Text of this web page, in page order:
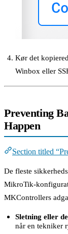
Kør det
Winbox eller
Preventing
Happen
Section titled
De fleste
MikroTik-
MKControllers
Sletning eller
når en tekniker